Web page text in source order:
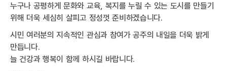
누구나 공평하게 문화와 교육, 복지를 누릴 수 있는 도시를 만들기
위해 더욱 세심히 살피고 정성껏 준비하겠습니다.
시민 여러분의 지속적인 관심과 참여가 공주의 내일을 더욱 밝게
만듭니다.
늘 건강과 행복이 함께 하시길 바랍니다.